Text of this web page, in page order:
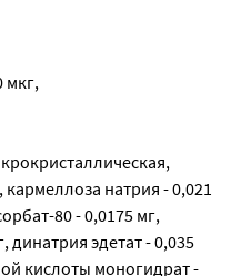
мкг,
натрия - 0,021
80 - 0,0175 мг,
динатрия эдетат - 0,035
кислоты моногидрат -